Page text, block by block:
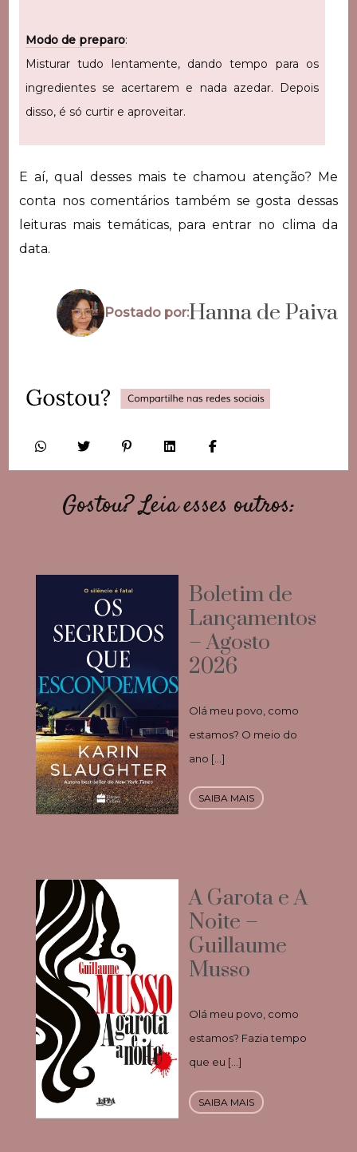
Modo de preparo:
Misturar tudo lentamente, dando tempo para os
ingredientes se acertarem e nada azedar. Depois
disso, é só curtir e aproveitar.
E aí, qual desses mais te chamou atenção? Me
conta nos comentários também se gosta dessas
leituras mais temáticas, para entrar no clima da
data.
Postado por:Hanna de Paiva
Gostou? Leia esses outros:
Boletim de
Lançamentos
– Agosto
2026
Olá meu povo, como
estamos? O meio do
ano […]
SAIBA MAIS
A Garota e A
Noite –
Guillaume
Musso
Olá meu povo, como
estamos? Fazia tempo
que eu […]
SAIBA MAIS